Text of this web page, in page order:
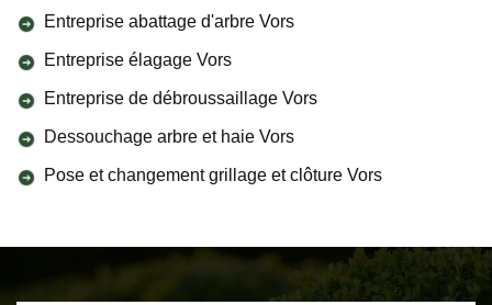
Entreprise abattage d'arbre Vors
Entreprise élagage Vors
Entreprise de débroussaillage Vors
Dessouchage arbre et haie Vors
Pose et changement grillage et clôture Vors